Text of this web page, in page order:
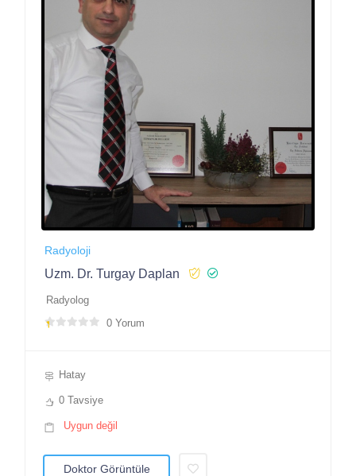
Radyoloji
Uzm. Dr. Turgay Daplan
Radyolog
0 Yorum
Hatay
0 Tavsiye
Uygun değil
Doktor Görüntüle